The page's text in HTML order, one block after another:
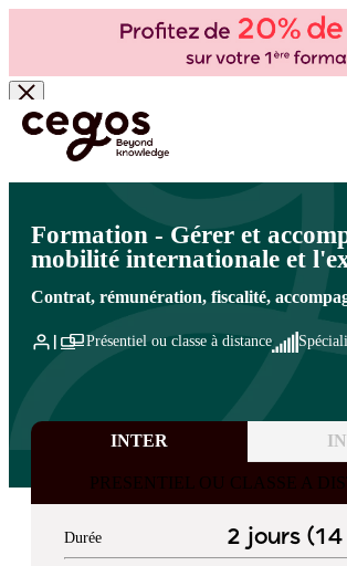
Skip to main content
Vous êtes ici : Accueil >Cegos, organisme de formation à Paris
>Mobilité>Mobilité interne, mobilité internationale
Formation - Gérer et
mobilité internationale et
Contrat, rémunération, fiscalité,
Présentiel ou classe à distance
INTER
PRESENTIEL OU CLASSE A
Durée 2 jours (14